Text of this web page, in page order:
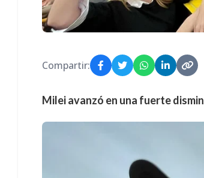
Compartir:
Milei avanzó en una fuerte